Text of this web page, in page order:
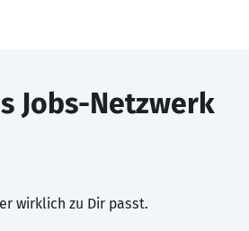
Jobs-Netzwerk
wirklich zu Dir passt.